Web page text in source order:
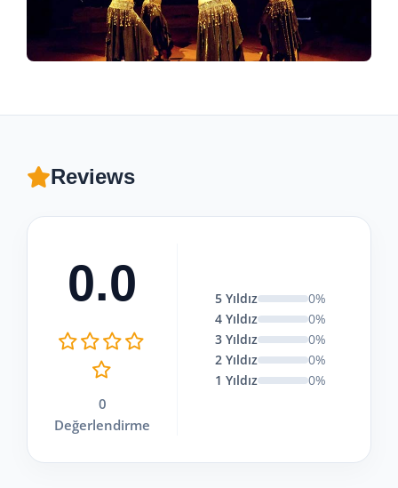
Reviews
0.0
0
Değerlendirme
5 Yıldız
0%
4 Yıldız
0%
3 Yıldız
0%
2 Yıldız
0%
1 Yıldız
0%